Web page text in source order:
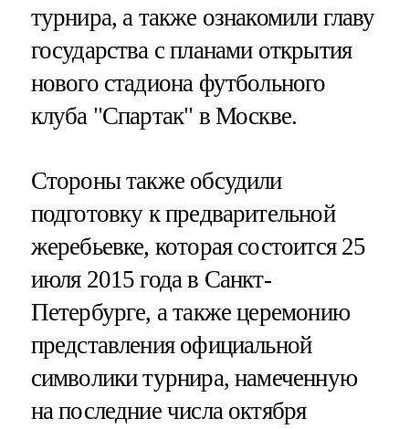
турнира, а также ознакомили главу
государства с планами открытия
нового стадиона футбольного
клуба "Спартак" в Москве.
Стороны также обсудили
подготовку к предварительной
жеребьевке, которая состоится 25
июля 2015 года в Санкт-
Петербурге, а также церемонию
представления официальной
символики турнира, намеченную
на последние числа октября